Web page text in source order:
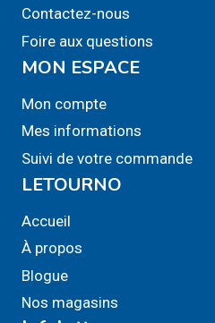
Contactez-nous
Foire aux questions
MON ESPACE
Mon compte
Mes informations
Suivi de votre commande
LETOURNO
Accueil
À propos
Blogue
Nos magasins